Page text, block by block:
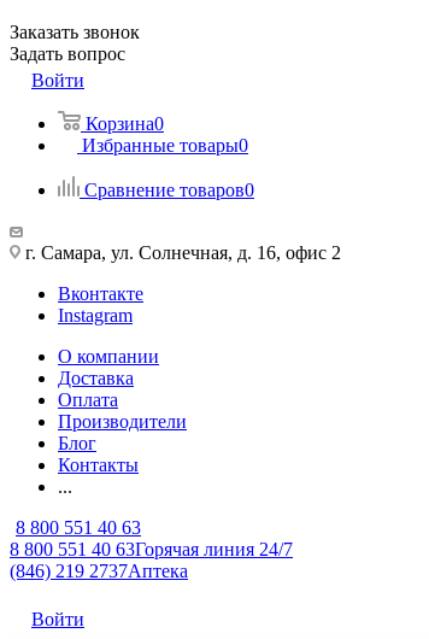
Заказать звонок
Задать вопрос
Войти
Корзина0
Избранные товары0
Сравнение товаров0
г. Самара, ул. Солнечная, д. 16, офис 2
Вконтакте
Instagram
О компании
Доставка
Оплата
Производители
Блог
Контакты
...
8 800 551 40 63
8 800 551 40 63Горячая линия 24/7
(846) 219 2737Аптека
Войти